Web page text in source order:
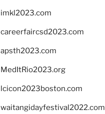
imkl2023.com
careerfaircsd2023.com
apsth2023.com
MedItRio2023.org
lcicon2023boston.com
waitangidayfestival2022.com